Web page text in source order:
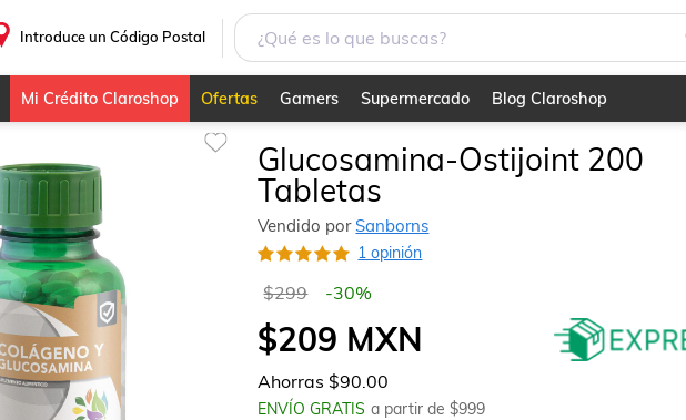
Introduce un Código Postal
Mi Crédito Claroshop Ofertas Gamers Supermercado Blog Claroshop
Glucosamina-Ostijoint 200
Tabletas
Vendido porSanborns
1 opinión
$299 -30%
$209 MXN
Ahorras$90.00
ENVÍO GRATIS a partir de $999